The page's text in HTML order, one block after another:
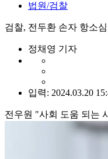
법원/검찰
검찰, 전두환 손자 항소
정채영 기자
입력: 2024.03.20
전우원 "사회 도움 되는